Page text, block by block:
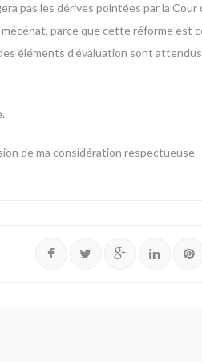
pas les dérives pointées par la
parce que cette réforme est
éléments d’évaluation sont
de ma considération respectueuse